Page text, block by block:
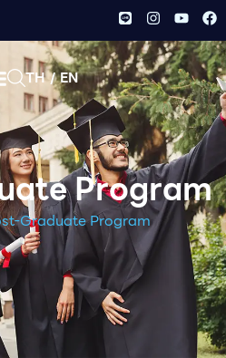
TH / EN
Program
Graduate Program